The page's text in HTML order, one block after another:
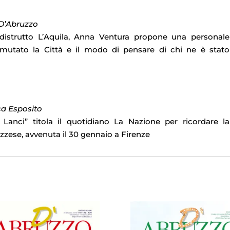
L’Aquila, Anna Ventura propone una personale
mutato la Città e il modo di pensare di chi ne è stato
Esposito
Lanci” titola il quotidiano La Nazione per ricordare la
avvenuta il 30 gennaio a Firenze